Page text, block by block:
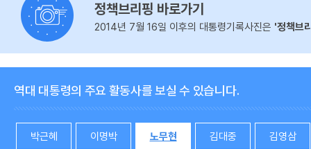
정책브리핑 바로가기
2014년 7월 16일 이후의 대통령기록사진은 '정책브
역대 대통령의 주요 활동사를 보실 수 있습니다.
박근혜 이명박 노무현 김대중 김영삼